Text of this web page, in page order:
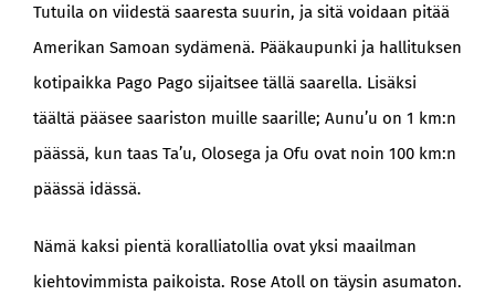
Tutuila on viidestä saaresta suurin, ja sitä voidaan pitää
Amerikan Samoan sydämenä. Pääkaupunki ja hallituksen
kotipaikka Pago Pago sijaitsee tällä saarella. Lisäksi
täältä pääsee saariston muille saarille; Aunu’u on 1 km:n
päässä, kun taas Ta’u, Olosega ja Ofu ovat noin 100 km:n
päässä idässä.
Nämä kaksi pientä koralliatollia ovat yksi maailman
kiehtovimmista paikoista. Rose Atoll on täysin asumaton.